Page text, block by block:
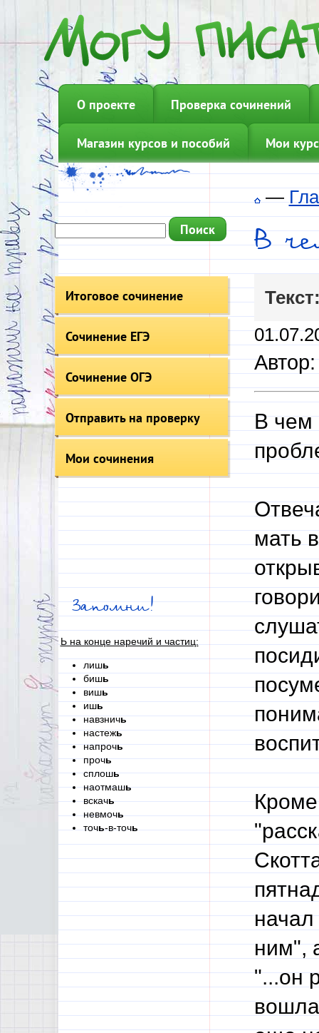
О проекте Проверка сочинений
Магазин курсов и пособий Мои
Итоговое сочинение
Сочинение ЕГЭ
Сочинение ОГЭ
Отправить на проверку
Мои сочинения
Запомни!
Ь на конце наречий и частиц:
лишь
бишь
вишь
ишь
навзничь
настежь
напрочь
прочь
сплошь
наотмашь
вскачь
невмочь
точь-в-точь
—
В
В чем
мать
Кроме
начал
ним",
"...он
вошла